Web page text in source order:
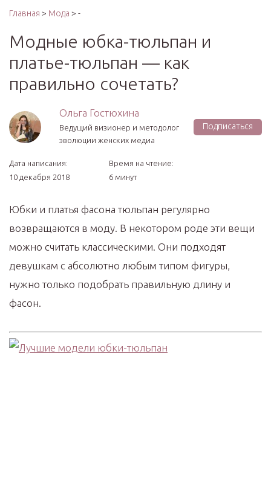
Главная > Мода > -
Модные юбка-тюльпан и
платье-тюльпан — как
правильно сочетать?
Ольга Гостюхина
Ведущий визионер и методолог
эволюции женских медиа
Подписаться
Дата написания:
10 декабря 2018
Время на чтение:
6 минут
Юбки и платья фасона тюльпан регулярно
возвращаются в моду. В некотором роде эти вещи
можно считать классическими. Они подходят
девушкам с абсолютно любым типом фигуры,
нужно только подобрать правильную длину и
фасон.